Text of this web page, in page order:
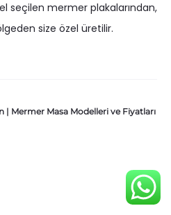
seçilen mermer plakalarından,
size özel üretilir.
| Mermer Masa Modelleri ve Fiyatları